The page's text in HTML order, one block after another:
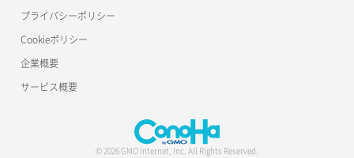
サーバー削除
ポート詳細取得
ロードバランサー更新
ロードバランサー詳細取得
ロードバランサー追加
プライバシーポリシー
Cookieポリシー
企業概要
サービス概要
© 2026 GMO Internet, Inc. All Rights Reserved.